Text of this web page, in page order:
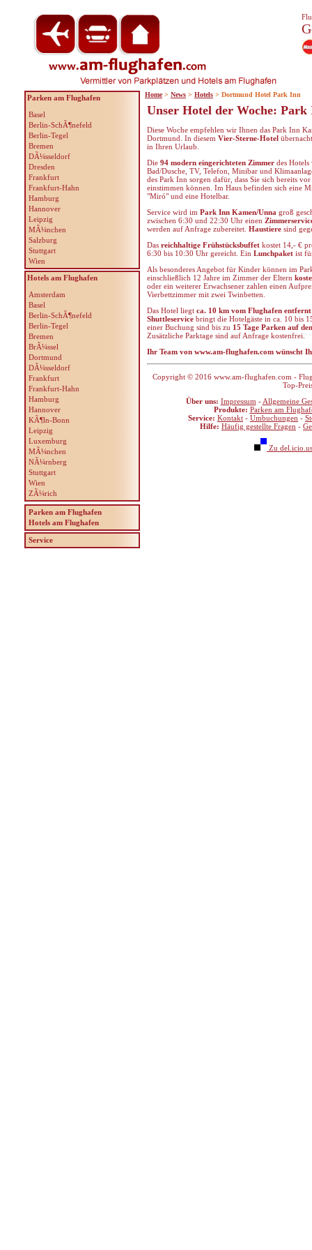
Unser Hotel der Woche:
Diese Woche empfehlen wir Ihnen das Park Inn
Dortmund. In diesem Vier-Sterne-Hotel
in Ihren Urlaub.
Die 94 modern eingerichteten Zimmer des
Bad/Dusche, TV, Telefon, Minibar und
des Park Inn sorgen dafür, dass Sie sich bereits
einstimmen können. Im Haus befinden sich eine
"Miró" und eine Hotelbar.
Service wird im Park Inn Kamen/Unna groß
zwischen 6:30 und 22:30 Uhr einen
werden auf Anfrage zubereitet. Haustiere sind
Das reichhaltige Frühstücksbuffet kostet 14,- €
6:30 bis 10:30 Uhr gereicht. Ein Lunchpaket ist
Als besonderes Angebot für Kinder können im
einschließlich 12 Jahre im Zimmer der Eltern
oder ein weiterer Erwachsener zahlen einen
Vierbettzimmer mit zwei Twinbetten.
Das Hotel liegt ca. 10 km vom Flughafen entfernt
Shuttleservice bringt die Hotelgäste in ca. 10 bis
einer Buchung sind bis zu 15 Tage Parken auf
Zusätzliche Parktage sind auf Anfrage kostenfrei.
Ihr Team von www.am-flughafen.com wünscht
Copyright © 2016 www.am-flughafen.com -
Top-
Über uns: Impressum - Allgemeine
Produkte: Parken am
Service: Kontakt - Umbuchungen -
Hilfe: Häufig gestellte Fragen -
Zu
Parken am Flughafen
Basel
Berlin-SchÃ¶nefeld
Berlin-Tegel
Bremen
DÃ¼sseldorf
Dresden
Frankfurt
Frankfurt-Hahn
Hamburg
Hannover
Leipzig
MÃ¼nchen
Salzburg
Stuttgart
Wien
Hotels am Flughafen
Amsterdam
Basel
Berlin-SchÃ¶nefeld
Berlin-Tegel
Bremen
BrÃ¼ssel
Dortmund
DÃ¼sseldorf
Frankfurt
Frankfurt-Hahn
Hamburg
Hannover
KÃ¶ln-Bonn
Leipzig
Luxemburg
MÃ¼nchen
NÃ¼rnberg
Stuttgart
Wien
ZÃ¼rich
Parken am Flughafen
Hotels am Flughafen
Service
Home > News > Hotels > Dortmund Hotel Park Inn